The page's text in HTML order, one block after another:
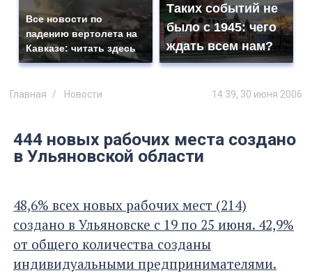
Все новости по
падению вертолета на
Кавказе: читать здесь
Таких событий не
было с 1945: чего
ждать всем нам?
Главная Новости 14:39, 30 июня 2006
444 новых рабочих места создано
в Ульяновской области
48,6% всех новых рабочих мест (214)
создано в Ульяновске с 19 по 25 июня. 42,9%
от общего количества созданы
индивидуальными предпринимателями.